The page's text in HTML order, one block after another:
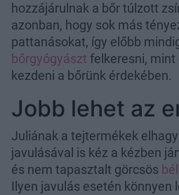
hozzájárulnak a bőr túlzott
azonban, hogy sok más
pattanásokat, így előbb
bőrgyógyászt felkeresni, mint
kezdeni a bőrünk érdekében.
Jobb lehet az
Juliának a tejtermékek
javulásával is kéz a kézben
és nem tapasztalt görcsös
Ilyen javulás esetén könnyen